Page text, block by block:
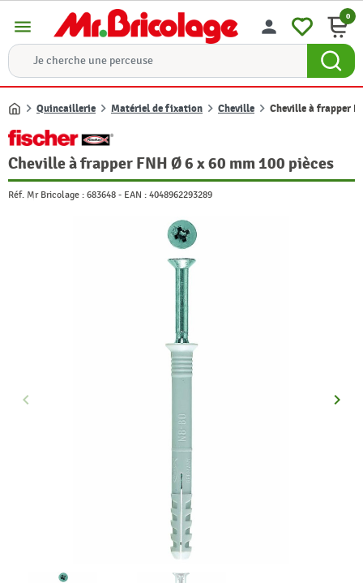
menu person 0
Accueil
Quincaillerie Matériel de fixation Cheville Cheville à frapper
Cheville à frapper FNH Ø 6 x 60 mm 100 pièces
Réf. Mr Bricolage : 683648 - EAN : 4048962293289
Précédent
keyboard_arrow_left keyboard_arrow_right